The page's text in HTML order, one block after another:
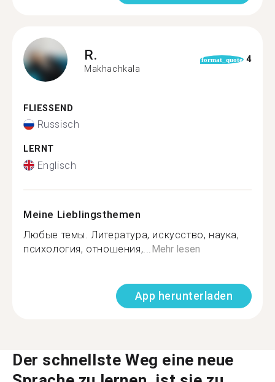
R.
Makhachkala
format_quote 4
FLIESSEND
Russisch
LERNT
Englisch
Meine Lieblingsthemen
Любые темы. Литература, искусство, наука,
психология, отношения,... Mehr lesen
App herunterladen
Der schnellste Weg eine neue